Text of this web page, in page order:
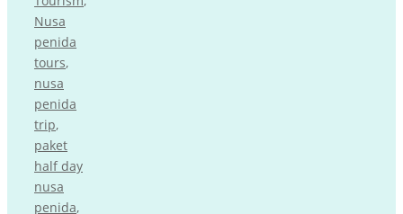
Nusa
penida
tours,
nusa
penida
trip,
paket
half day
nusa
penida,